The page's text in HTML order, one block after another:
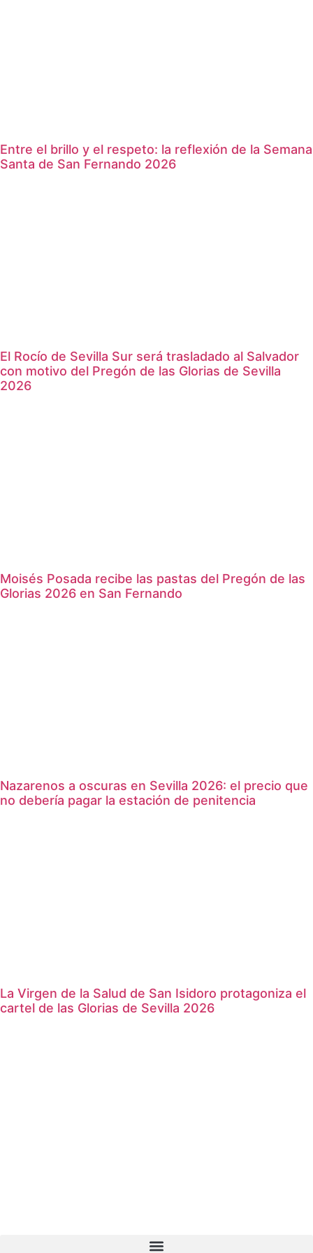
Entre el brillo y el respeto: la reflexión de la Semana
Santa de San Fernando 2026
El Rocío de Sevilla Sur será trasladado al Salvador
con motivo del Pregón de las Glorias de Sevilla
2026
Moisés Posada recibe las pastas del Pregón de las
Glorias 2026 en San Fernando
Nazarenos a oscuras en Sevilla 2026: el precio que
no debería pagar la estación de penitencia
La Virgen de la Salud de San Isidoro protagoniza el
cartel de las Glorias de Sevilla 2026